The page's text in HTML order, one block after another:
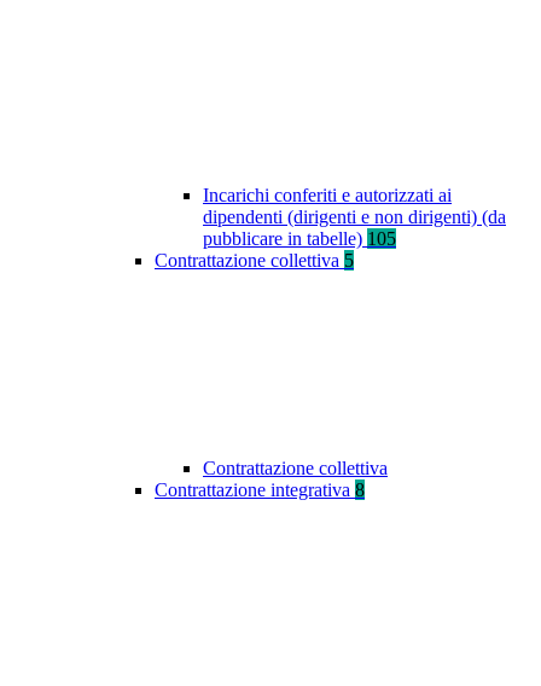
Incarichi conferiti e autorizzati ai
dipendenti (dirigenti e non dirigenti) (da
pubblicare in tabelle) 105
Contrattazione collettiva 5
Contrattazione collettiva
Contrattazione integrativa 8